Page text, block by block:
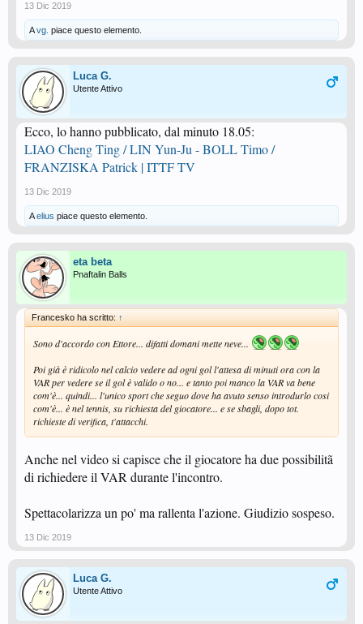
13 Dic 2019
Avg. piace questo elemento.
Luca G.
Utente Attivo
Ecco, lo hanno pubblicato, dal minuto 18.05:
LIAO Cheng Ting / LIN Yun-Ju - BOLL Timo /
FRANZISKA Patrick | ITTF TV
13 Dic 2019
Aelius piace questo elemento.
eta beta
Pnaftalin Balls
Francesko ha scritto: ↑
Sono d'accordo con Ettore... difatti domani mette neve...
Poi già è ridicolo nel calcio vedere ad ogni gol l'attesa di minuti ora con la
VAR per vedere se il gol è valido o no... e tanto poi manco la VAR va bene
com'è... quindi... l'unico sport che seguo dove ha avuto senso introdurlo cosi
com'è... è nel tennis, su richiesta del giocatore... e se sbagli, dopo tot.
richieste di verifica, t'attacchi.
Anche nel video si capisce che il giocatore ha due possibilitã
di richiedere il VAR durante l'incontro.
Spettacolarizza un po' ma rallenta l'azione. Giudizio sospeso.
13 Dic 2019
Luca G.
Utente Attivo